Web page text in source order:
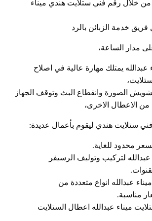
من خلال رقم فني ستلايت هندي ميناء
خدمة الزبائن بالرد
مدار الساعة،
عبدالله يمتلك مهارة عالية في اصلاح
الصورة وانقطاع البث وتوقف الجهاز
الاعطال الاخرى،
ستلايت هندي ليقوم بأعمال عديدة:
محدود للغاية.
لتركيب وتوليف الرسيفر
عبدالله انواع متعددة من
مناسبة.
ميناء عبدالله اعطال الستلايت